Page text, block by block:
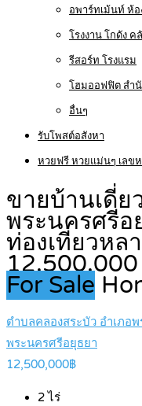
อพาร์ทเม้นท์ ห้อ
โรงงาน โกดัง ค
รีสอร์ท โรงแรม
โฮมออฟฟิต สำ
อื่นๆ
รับโพสต์อสังหา
หวยฟรี หวยแม่นๆ เลข
ขายบ้านเดี่ย
พระนครศรีอ
ท่องเที่ยวหล
For Sale
ตำบลคลองสระบัว อำเภอ
พระนครศรีอยุธยา
12,500,000฿
2ไร่